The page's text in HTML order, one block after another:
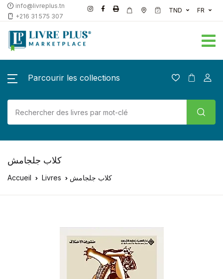
info@livreplus.tn
+216 31 575 307
TND FR
Parcourir les collections
Accueil Livres